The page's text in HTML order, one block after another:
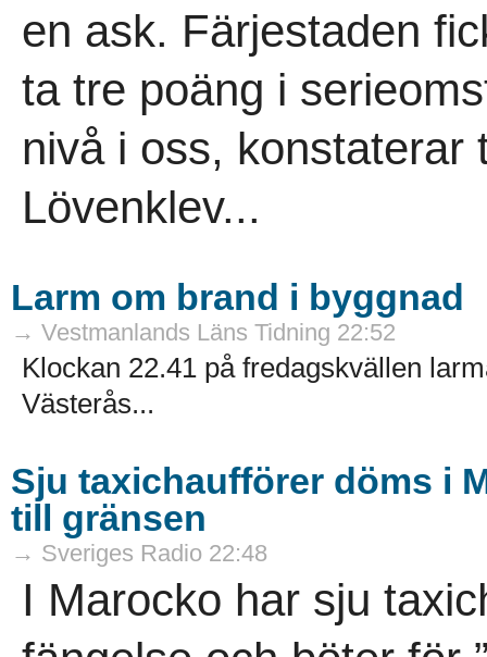
en ask. Färjestaden
ta tre poäng i
nivå i oss, konstaterar
Lövenklev...
Larm om brand i byggnad
→ Vestmanlands Läns Tidning 22:52
Klockan 22.41 på fredagskvällen
Västerås...
Sju taxichaufförer döms i
till gränsen
→ Sveriges Radio 22:48
I Marocko har sju